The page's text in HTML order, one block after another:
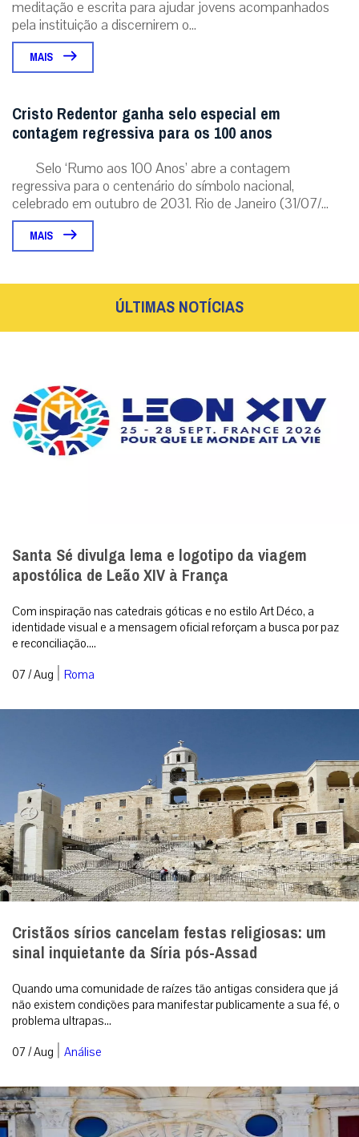
meditação e escrita para ajudar jovens acompanhados
pela instituição a discernirem o...
MAIS
Cristo Redentor ganha selo especial em
contagem regressiva para os 100 anos
Selo ‘Rumo aos 100 Anos’ abre a contagem
regressiva para o centenário do símbolo nacional,
celebrado em outubro de 2031. Rio de Janeiro (31/07/...
MAIS
ÚLTIMAS NOTÍCIAS
Santa Sé divulga lema e logotipo da viagem
apostólica de Leão XIV à França
Com inspiração nas catedrais góticas e no estilo Art Déco, a
identidade visual e a mensagem oficial reforçam a busca por paz
e reconciliação....
07 / Aug | Roma
Cristãos sírios cancelam festas religiosas: um
sinal inquietante da Síria pós-Assad
Quando uma comunidade de raízes tão antigas considera que já
não existem condições para manifestar publicamente a sua fé, o
problema ultrapas...
07 / Aug | Análise